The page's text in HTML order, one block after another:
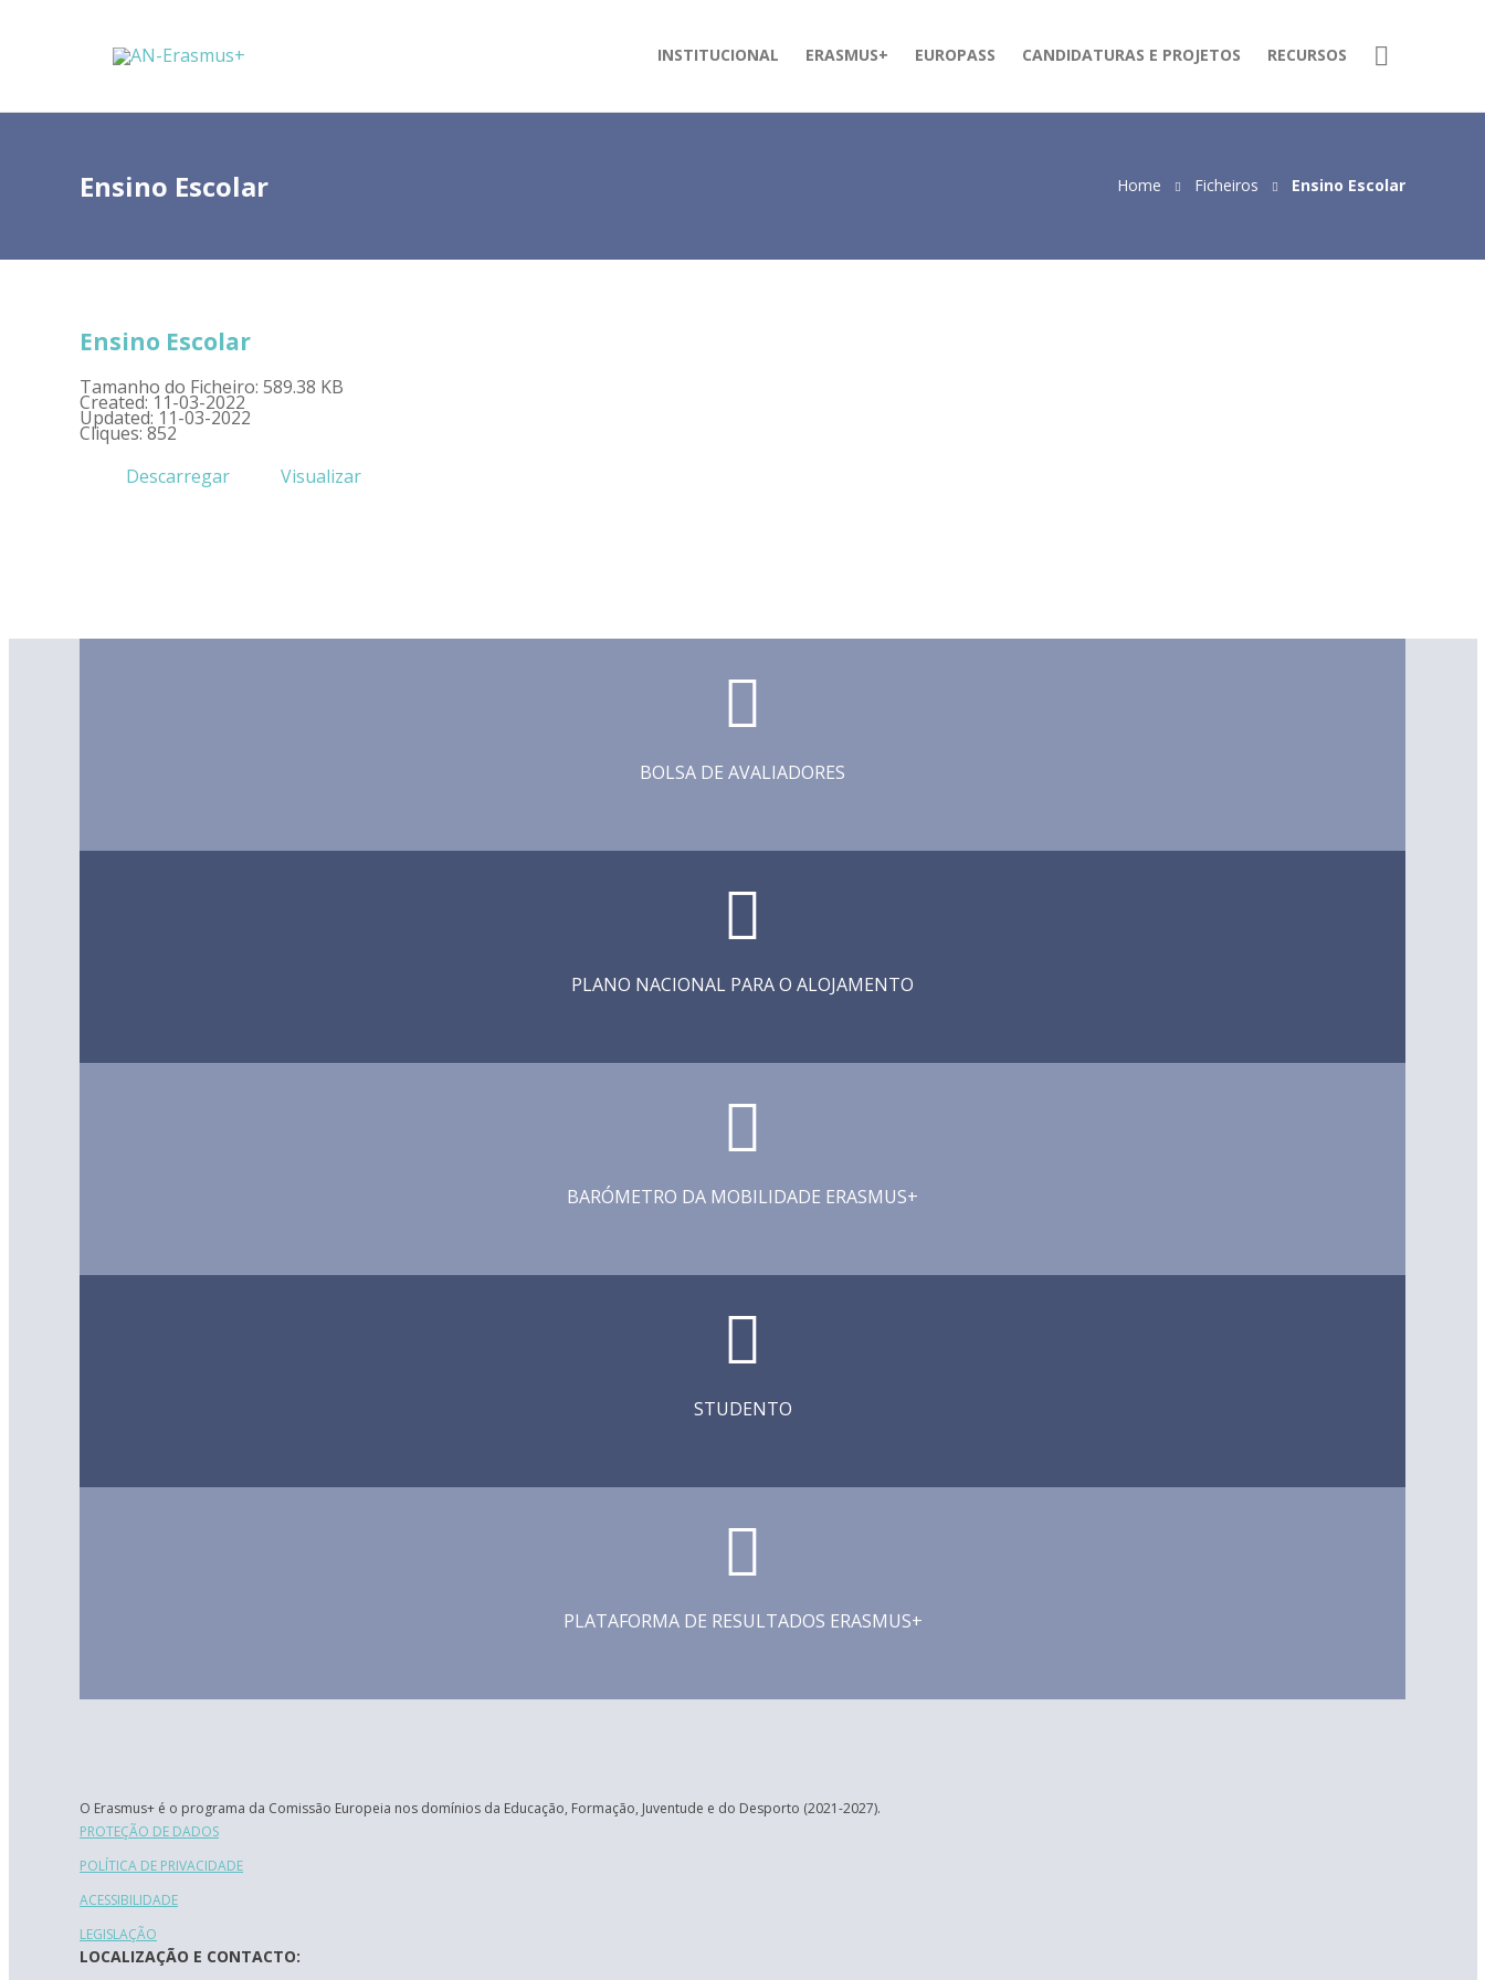
INSTITUCIONAL ERASMUS+ EUROPASS CANDIDATURAS E PROJETOS RECURSOS
Ensino Escolar Home Ficheiros Ensino Escolar
Ensino Escolar
Tamanho do Ficheiro: 589.38 KB
Created: 11-03-2022
Updated: 11-03-2022
Cliques: 852
Descarregar
Visualizar
BOLSA DE AVALIADORES
PLANO NACIONAL PARA O ALOJAMENTO
BARÓMETRO DA MOBILIDADE ERASMUS+
STUDENTO
PLATAFORMA DE RESULTADOS ERASMUS+
O Erasmus+ é o programa da Comissão Europeia nos domínios da Educação, Formação, Juventude e do Desporto (2021-2027).
PROTEÇÃO DE DADOS
POLÍTICA DE PRIVACIDADE
ACESSIBILIDADE
LEGISLAÇÃO
LOCALIZAÇÃO E CONTACTO: